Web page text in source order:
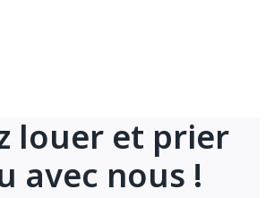
louer et prier
avec nous !